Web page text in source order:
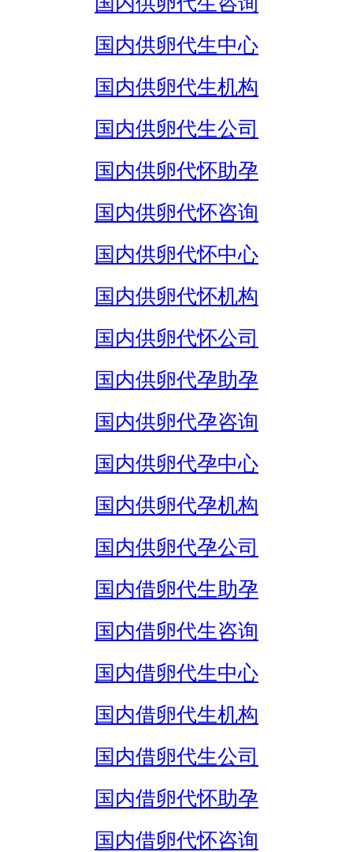
国内供卵代生中心
国内供卵代生机构
国内供卵代生公司
国内供卵代怀助孕
国内供卵代怀咨询
国内供卵代怀中心
国内供卵代怀机构
国内供卵代怀公司
国内供卵代孕助孕
国内供卵代孕咨询
国内供卵代孕中心
国内供卵代孕机构
国内供卵代孕公司
国内借卵代生助孕
国内借卵代生咨询
国内借卵代生中心
国内借卵代生机构
国内借卵代生公司
国内借卵代怀助孕
国内借卵代怀咨询